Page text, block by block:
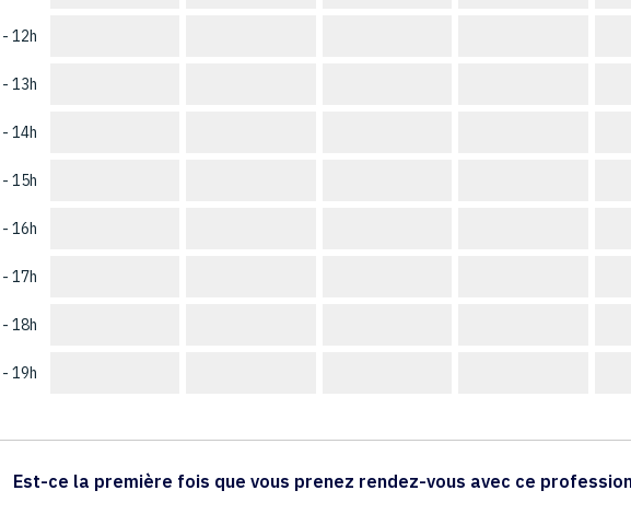
12h
13h
14h
15h
16h
17h
18h
19h
Est-ce la première fois que vous prenez rendez-vous avec ce